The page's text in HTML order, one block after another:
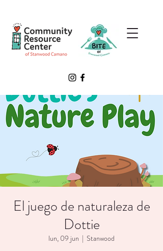
El juego de naturaleza de
Dottie
lun, 09 jun
  |
Stanwood